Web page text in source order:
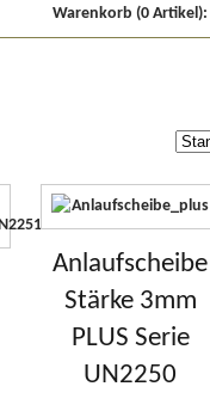
Warenkorb (0 Artikel):
Anlaufscheibe
Stärke 3mm
PLUS Serie
UN2250